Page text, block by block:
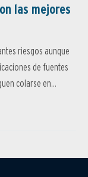
las mejores
riesgos aunque
de fuentes
colarse en...